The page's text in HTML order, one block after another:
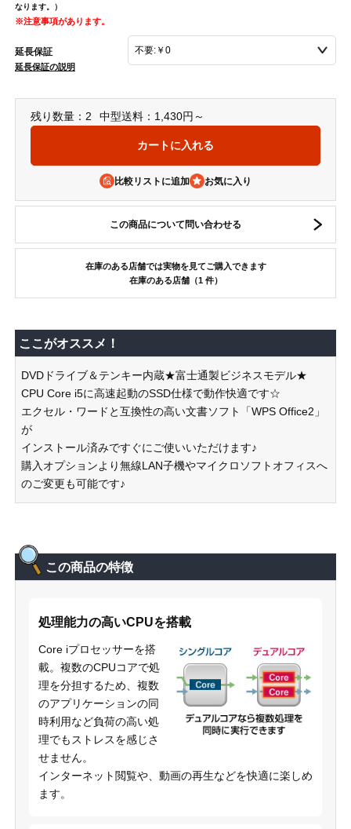
なります。）
※注意事項があります。
延長保証
延長保証の説明
残り数量：2 中型送料：1,430円～
比較リストに追加
この商品について問い合わせる
在庫のある店舗では実物を見てご購入できます
在庫のある店舗（1 件）
ここがオススメ！
DVDドライブ＆テンキー内蔵★富士通製ビジネスモデル★
CPU Core i5に高速起動のSSD仕様で動作快適です☆
エクセル・ワードと互換性の高い文書ソフト「WPS Office2」
が
インストール済みですぐにご使いいただけます♪
購入オプションより無線LAN子機やマイクロソフトオフィスへ
のご変更も可能です♪
この商品の特徴
処理能力の高いCPUを搭載
Core iプロセッサーを搭
載。複数のCPUコアで処
理を分担するため、複数
のアプリケーションの同
時利用など負荷の高い処
理でもストレスを感じさ
せません。
インターネット閲覧や、動画の再生などを快適に楽しめ
ます。